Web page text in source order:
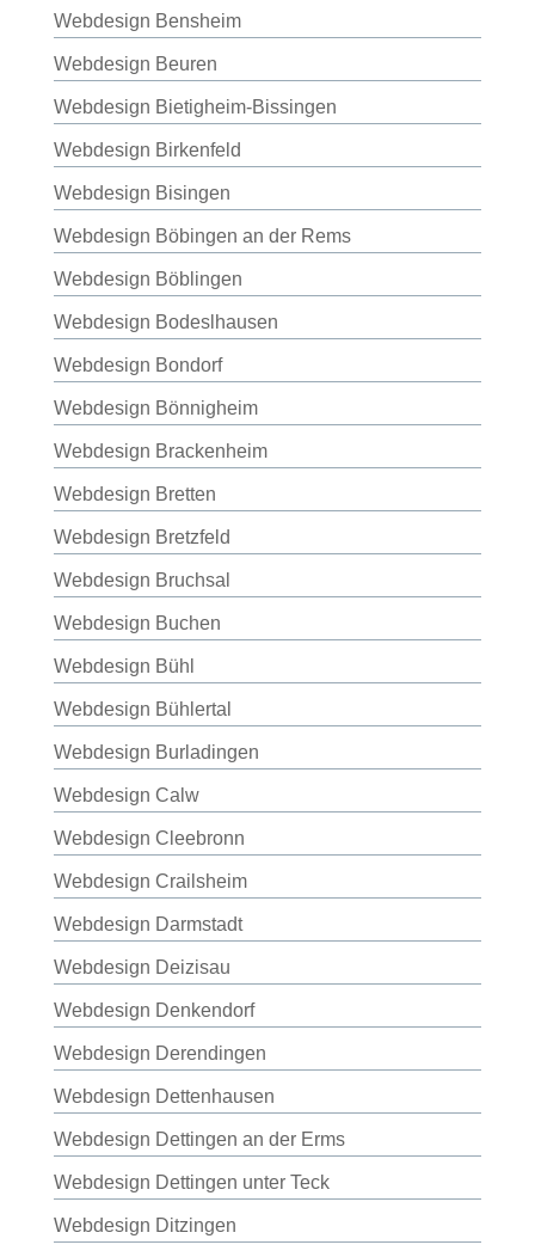
Webdesign Bensheim
Webdesign Beuren
Webdesign Bietigheim-Bissingen
Webdesign Birkenfeld
Webdesign Bisingen
Webdesign Böbingen an der Rems
Webdesign Böblingen
Webdesign Bodeslhausen
Webdesign Bondorf
Webdesign Bönnigheim
Webdesign Brackenheim
Webdesign Bretten
Webdesign Bretzfeld
Webdesign Bruchsal
Webdesign Buchen
Webdesign Bühl
Webdesign Bühlertal
Webdesign Burladingen
Webdesign Calw
Webdesign Cleebronn
Webdesign Crailsheim
Webdesign Darmstadt
Webdesign Deizisau
Webdesign Denkendorf
Webdesign Derendingen
Webdesign Dettenhausen
Webdesign Dettingen an der Erms
Webdesign Dettingen unter Teck
Webdesign Ditzingen